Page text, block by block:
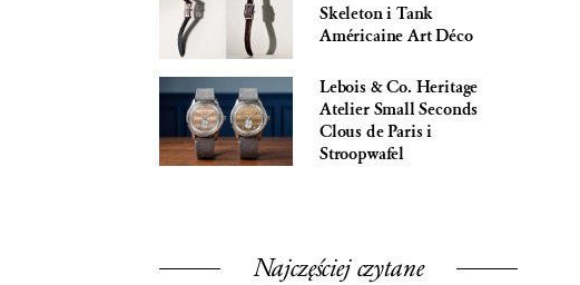
Skeleton i Tank
Américaine Art Déco
Lebois & Co. Heritage
Atelier Small Seconds
Clous de Paris i
Stroopwafel
Najczęściej czytane